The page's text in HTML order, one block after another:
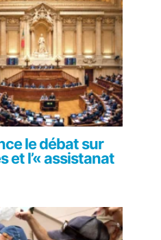
le débat sur
et l’« assistanat